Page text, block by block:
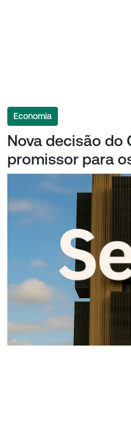
Economia
Nova decisão do
promissor para